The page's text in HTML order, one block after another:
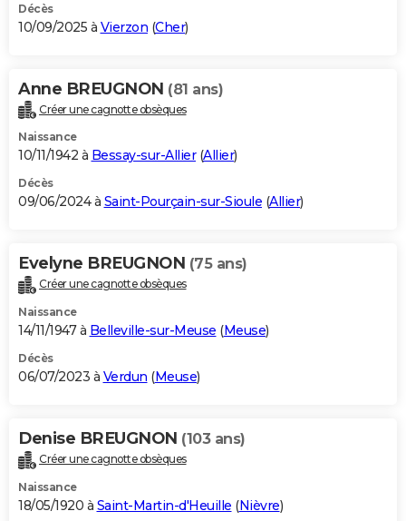
Décès
10/09/2025 à Vierzon (Cher)
Anne BREUGNON (81 ans)
Créer une cagnotte obsèques
Naissance
10/11/1942 à Bessay-sur-Allier(Allier)
Décès
09/06/2024 à Saint-Pourçain-sur-Sioule (Allier)
Evelyne BREUGNON (75 ans)
Créer une cagnotte obsèques
Naissance
14/11/1947 à Belleville-sur-Meuse (Meuse)
Décès
06/07/2023 à Verdun (Meuse)
Denise BREUGNON (103 ans)
Créer une cagnotte obsèques
Naissance
18/05/1920 à Saint-Martin-d'Heuille (Nièvre)